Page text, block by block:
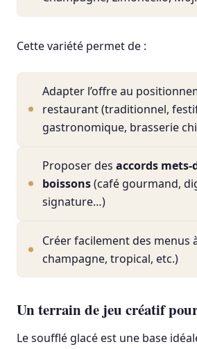
Cette variété permet de :
Adapter l’offre au
restaurant (traditionnel,
gastronomique, brasserie
Proposer des accords mets-
boissons(café gourmand,
signature…)
Créer facilement des menus
champagne, tropical, etc.)
Un terrain de jeu créatif
Le soufflé glacé est une base